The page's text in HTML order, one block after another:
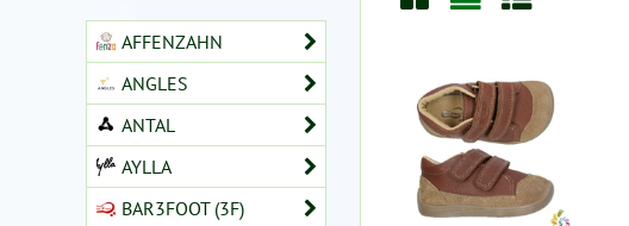
AFFENZAHN
ANGLES
ANTAL
AYLLA
BAR3FOOT (3F)